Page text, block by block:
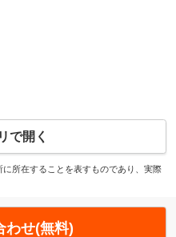
で開く
所在することを表すものであり、実際
わせ(無料)